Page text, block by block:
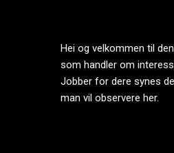
Hei og velkommen til
som handler om
Jobber for dere synes
man vil observere her.